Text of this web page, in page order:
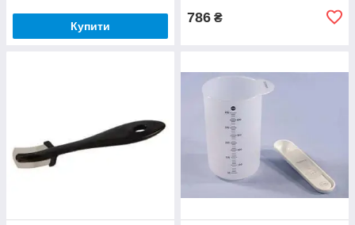
Купити
786 ₴